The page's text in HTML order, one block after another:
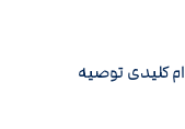
کلیدی توصیه